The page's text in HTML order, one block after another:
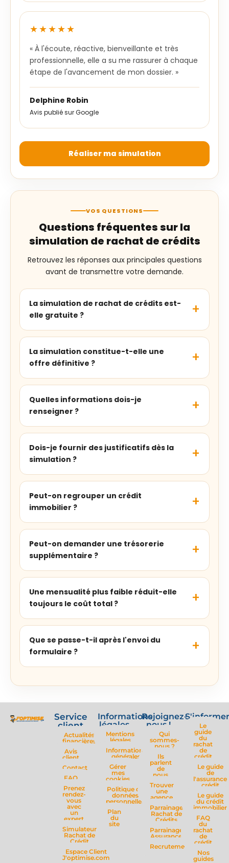
★★★★★
« À l'écoute, réactive, bienveillante et très
professionnelle, elle a su me rassurer à chaque
étape de l'avancement de mon dossier. »
Delphine Robin
Avis publié sur Google
Réaliser ma simulation
VOS QUESTIONS
Questions fréquentes sur la
simulation de rachat de crédits
Retrouvez les réponses aux principales questions
avant de transmettre votre demande.
La simulation de rachat de crédits est-
elle gratuite ?
La simulation constitue-t-elle une
offre définitive ?
Quelles informations dois-je
renseigner ?
Dois-je fournir des justificatifs dès la
simulation ?
Peut-on regrouper un crédit
immobilier ?
Peut-on demander une trésorerie
supplémentaire ?
Une mensualité plus faible réduit-elle
toujours le coût total ?
Que se passe-t-il après l'envoi du
formulaire ?
Service
client
Actualités
financières
Avis
client
Contact
FAQ
Prenez
rendez-
vous
avec
un
expert
Simulateur
Rachat de
Crédit
Espace Client
J'optimise.com
Informations
légales
Mentions
légales
Informations
générales
Gérer
mes
cookies
Politique de
données
personnelles
Plan
du
site
Rejoignez-
nous !
Qui
sommes-
nous ?
Ils
parlent
de
nous
Trouver
une
agence
Parrainage
Rachat de
Crédits
Parrainage
Assurance
Recrutement
Le
guide
du
rachat
de
crédit
Le guide
de
l'assurance
crédit
Le guide
du crédit
immobilier
FAQ
du
rachat
de
crédit
Nos
guides